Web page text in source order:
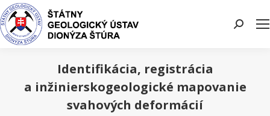
Search:
Identifikácia, registrácia
a inžinierskogeologické mapovanie
svahových deformácií